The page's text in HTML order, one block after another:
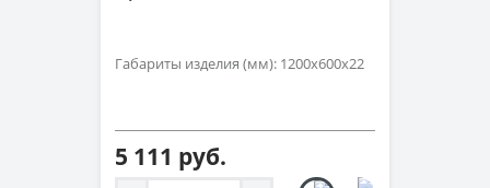
Габариты изделия (мм): 1200х600х22
5 111 руб.